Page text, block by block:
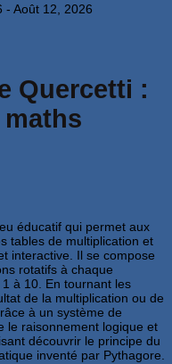
- Août 12, 2026
Quercetti :
éducatif qui permet aux
tables de multiplication et
interactive. Il se compose
rotatifs à chaque
à 10. En tournant les
de la multiplication ou de
à un système de
le raisonnement logique et
découvrir le principe du
inventé par Pythagore.